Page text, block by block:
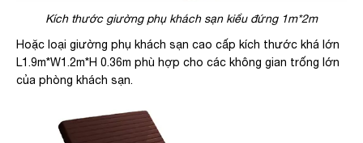
Kích thước giường phụ khách sạn kiểu đứng 1m*2m
Hoặc loại giường phụ khách sạn cao cấp kích thước khá lớn
L1.9m*W1.2m*H 0.36m phù hợp cho các không gian trống lớn
của phòng khách sạn.